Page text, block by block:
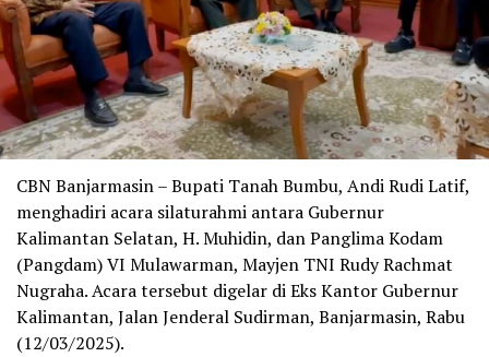
CBN Banjarmasin – Bupati Tanah Bumbu, Andi Rudi Latif,
menghadiri acara silaturahmi antara Gubernur
Kalimantan Selatan, H. Muhidin, dan Panglima Kodam
(Pangdam) VI Mulawarman, Mayjen TNI Rudy Rachmat
Nugraha. Acara tersebut digelar di Eks Kantor Gubernur
Kalimantan, Jalan Jenderal Sudirman, Banjarmasin, Rabu
(12/03/2025).